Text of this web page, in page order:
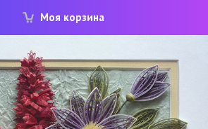
Моя корзина